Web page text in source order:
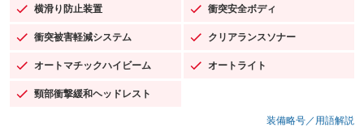
横滑り防止装置
：装備あり 衝突安全ボディ
：装備あり
衝突被害軽減システム
：装備あり クリアランスソナー
：装備あり
オートマチックハイビーム
：装備あり オートライト
：装備あり
頸部衝撃緩和ヘッドレスト
：装備あり
装備略号／用語解説